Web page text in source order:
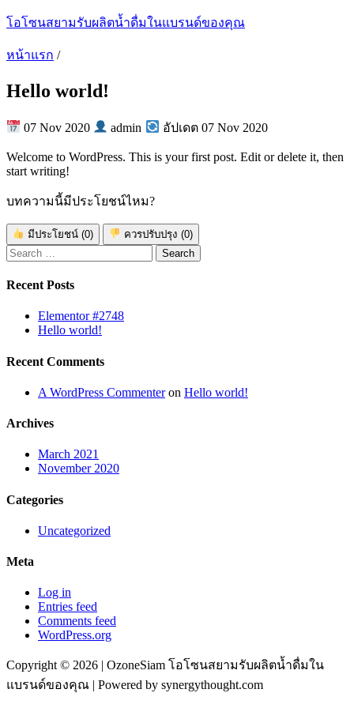
โอโซนสยามรับผลิตน้ำดื่มในแบรนด์ของคุณ
หน้าแรก /
Hello world!
07 Nov 2020 admin อัปเดต 07 Nov 2020
Welcome to WordPress. This is your first post. Edit or delete it, then
start writing!
บทความนี้มีประโยชน์ไหม?
มีประโยชน์(0) ควรปรับปรุง(0)
Search
for:
Recent Posts
Elementor #2748
Hello world!
Recent Comments
A WordPress Commenteron Hello world!
Archives
March 2021
November 2020
Categories
Uncategorized
Meta
Log in
Entries feed
Comments feed
WordPress.org
Copyright © 2026 | OzoneSiam โอโซนสยามรับผลิตน้ำดื่มใน
แบรนด์ของคุณ | Powered by synergythought.com